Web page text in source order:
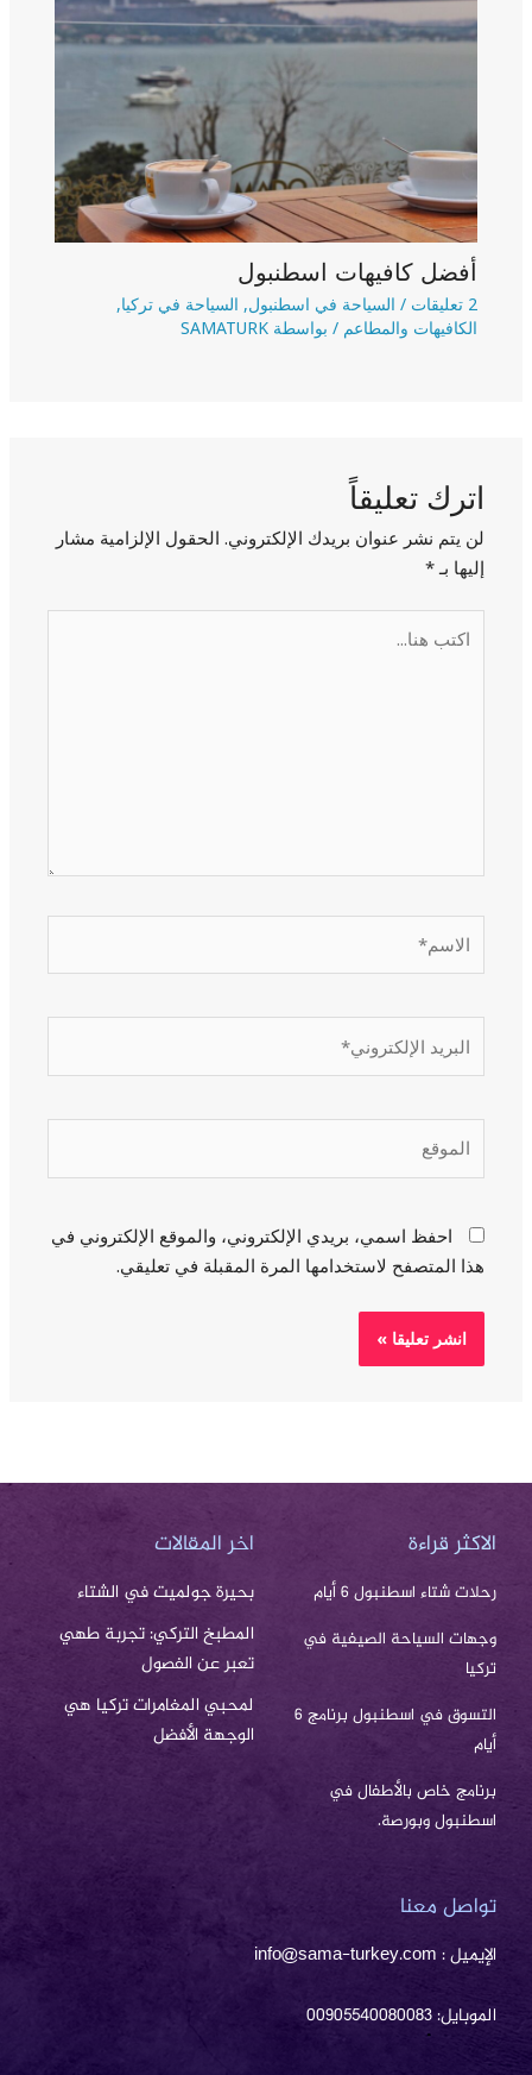
أفضل كافيهات اسطنبول
2 تعليقات / السياحة في اسطنبول, السياحة في تركيا,
الكافيهات والمطاعم / بواسطة SAMATURK
اترك تعليقاً
لن يتم نشر عنوان بريدك الإلكتروني. الحقول الإلزامية مشار
إليها بـ*
هنا...
الإلكتروني*
احفظ اسمي، بريدي الإلكتروني، والموقع الإلكتروني في
هذا المتصفح لاستخدامها المرة المقبلة في تعليقي.
الاكثر قراءة
رحلات شتاء اسطنبول 6 أيام
وجهات السياحة الصيفية في
تركيا
التسوق في اسطنبول برنامج 6
أيام
برنامج خاص بالأطفال في
اسطنبول وبورصة.
اخر المقالات
بحيرة جولميت في الشتاء
المطبخ التركي: تجربة طهي
تعبر عن الفصول
لمحبي المغامرات تركيا هي
الوجهة الأفضل
تواصل معنا
الإيميل : info@sama-turkey.com
الموبايل: 00905540080083